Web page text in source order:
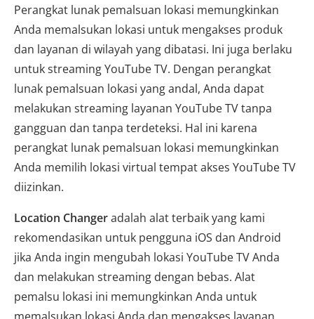
Perangkat lunak pemalsuan lokasi memungkinkan
Anda memalsukan lokasi untuk mengakses produk
dan layanan di wilayah yang dibatasi. Ini juga berlaku
untuk streaming YouTube TV. Dengan perangkat
lunak pemalsuan lokasi yang andal, Anda dapat
melakukan streaming layanan YouTube TV tanpa
gangguan dan tanpa terdeteksi. Hal ini karena
perangkat lunak pemalsuan lokasi memungkinkan
Anda memilih lokasi virtual tempat akses YouTube TV
diizinkan.
Location Changeradalah alat terbaik yang kami
rekomendasikan untuk pengguna iOS dan Android
jika Anda ingin mengubah lokasi YouTube TV Anda
dan melakukan streaming dengan bebas. Alat
pemalsu lokasi ini memungkinkan Anda untuk